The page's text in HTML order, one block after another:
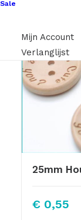
Sale
Mijn Account
Verlanglijst
€ 0,55